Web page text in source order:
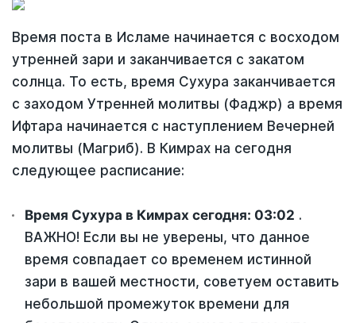
Время поста в Исламе начинается с восходом
утренней зари и заканчивается с закатом
солнца. То есть, время Сухура заканчивается
с заходом Утренней молитвы (Фаджр) а время
Ифтара начинается с наступлением Вечерней
молитвы (Магриб). В Кимрах на сегодня
следующее расписание:
Время Сухура в Кимрах сегодня: 03:02 .
ВАЖНО! Если вы не уверены, что данное
время совпадает со временем истинной
зари в вашей местности, советуем оставить
небольшой промежуток времени для